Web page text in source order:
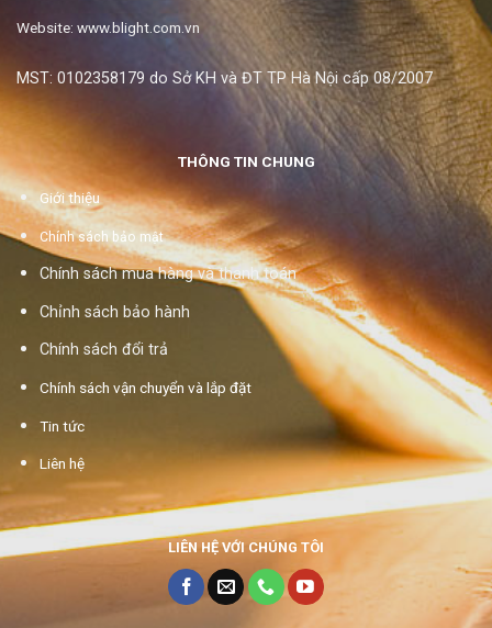
Website: www.blight.com.vn
MST: 0102358179 do Sở KH và ĐT TP Hà Nội cấp 08/2007
THÔNG TIN CHUNG
Giới thiệu
Chính sách bảo mật
Chính sách mua hàng và thanh toán
Chỉnh sách bảo hành
Chính sách đổi trả
Chính sách vận chuyển và lắp đặt
Tin tức
Liên hệ
LIÊN HỆ VỚI CHÚNG TÔI